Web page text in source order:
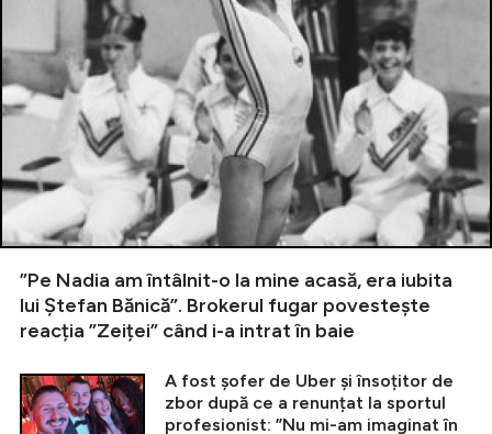
”Pe Nadia am întâlnit-o la mine acasă, era iubita
lui Ștefan Bănică”. Brokerul fugar povestește
reacția ”Zeiței” când i-a intrat în baie
A fost șofer de Uber și însoțitor de
zbor după ce a renunțat la sportul
profesionist: ”Nu mi-am imaginat în